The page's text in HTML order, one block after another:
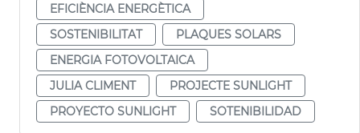
EFICIÈNCIA ENERGÈTICA
SOSTENIBILITAT
PLAQUES SOLARS
ENERGIA FOTOVOLTAICA
JULIA CLIMENT
PROJECTE SUNLIGHT
PROYECTO SUNLIGHT
SOTENIBILIDAD